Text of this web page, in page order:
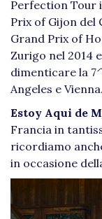
Perfection Tour
Prix of Gijon del
Grand Prix of
Zurigo nel 2014
dimenticare la
Angeles e Vienna.
Estoy Aqui de
Francia in
ricordiamo
in occasione